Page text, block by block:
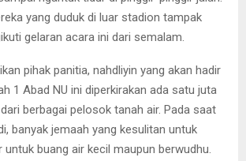
yang duduk di luar stadion tampak
gelaran acara ini dari semalam.
pihak panitia, nahdliyin yang akan hadir
1 Abad NU ini diperkirakan ada satu juta
berbagai pelosok tanah air. Pada saat
banyak jemaah yang kesulitan untuk
untuk buang air kecil maupun berwudhu.